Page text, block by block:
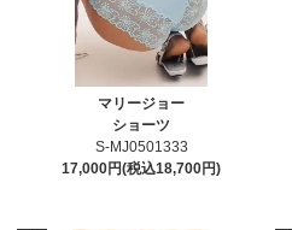
マリージョー
ショーツ
S-MJ0501333
17,000円(税込18,700円)